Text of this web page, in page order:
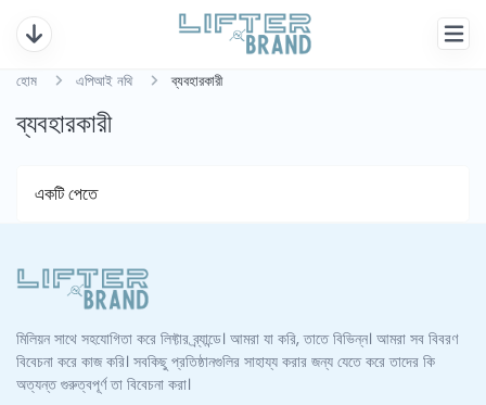
হোম এপিআই নথি ব্যবহারকারী
ব্যবহারকারী
একটি পেতে
মিলিয়ন সাথে সহযোগিতা করে লিফ্টার ব্র্যান্ডে। আমরা যা করি, তাতে বিভিন্ন। আমরা সব বিবরণ
বিবেচনা করে কাজ করি। সবকিছু প্রতিষ্ঠানগুলির সাহায্য করার জন্য যেতে করে তাদের কি
অত্যন্ত গুরুত্বপূর্ণ তা বিবেচনা করা।